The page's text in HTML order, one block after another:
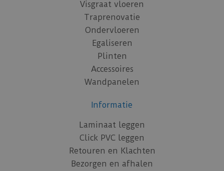
Visgraat vloeren
Traprenovatie
Ondervloeren
Egaliseren
Plinten
Accessoires
Wandpanelen
Informatie
Laminaat leggen
Click PVC leggen
Retouren en Klachten
Bezorgen en afhalen